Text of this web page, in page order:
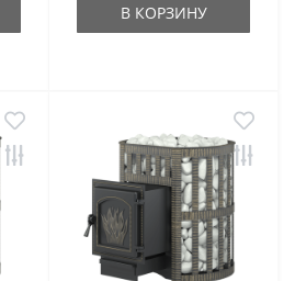
В КОРЗИНУ